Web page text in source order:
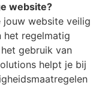
website?
jouw website veilig
het regelmatig
gebruik van
helpt je bij